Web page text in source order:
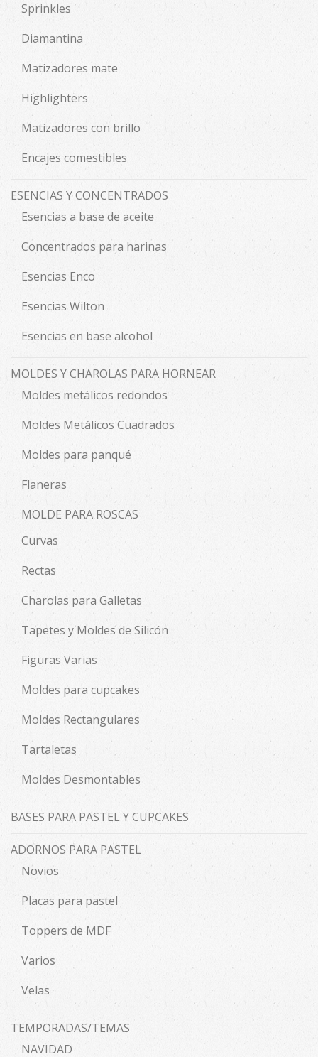
Sprinkles
Diamantina
Matizadores mate
Highlighters
Matizadores con brillo
Encajes comestibles
ESENCIAS Y CONCENTRADOS
Esencias a base de aceite
Concentrados para harinas
Esencias Enco
Esencias Wilton
Esencias en base alcohol
MOLDES Y CHAROLAS PARA HORNEAR
Moldes metálicos redondos
Moldes Metálicos Cuadrados
Moldes para panqué
Flaneras
MOLDE PARA ROSCAS
Curvas
Rectas
Charolas para Galletas
Tapetes y Moldes de Silicón
Figuras Varias
Moldes para cupcakes
Moldes Rectangulares
Tartaletas
Moldes Desmontables
BASES PARA PASTEL Y CUPCAKES
ADORNOS PARA PASTEL
Novios
Placas para pastel
Toppers de MDF
Varios
Velas
TEMPORADAS/TEMAS
NAVIDAD